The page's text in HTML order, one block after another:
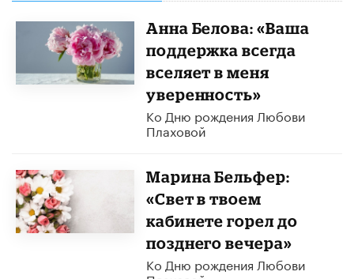
Анна Белова: «Ваша
поддержка всегда
вселяет в меня
уверенность»
Ко Дню рождения Любови
Плаховой
Марина Бельфер:
«Свет в твоем
кабинете горел до
позднего вечера»
Ко Дню рождения Любови